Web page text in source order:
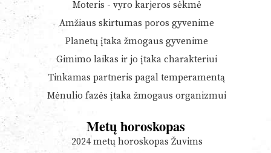
Moteris - vyro karjeros sėkmė
Amžiaus skirtumas poros gyvenime
Planetų įtaka žmogaus gyvenime
Gimimo laikas ir jo įtaka charakteriui
Tinkamas partneris pagal temperamentą
Mėnulio fazės įtaka žmogaus organizmui
Metų horoskopas
2024 metų horoskopas Žuvims